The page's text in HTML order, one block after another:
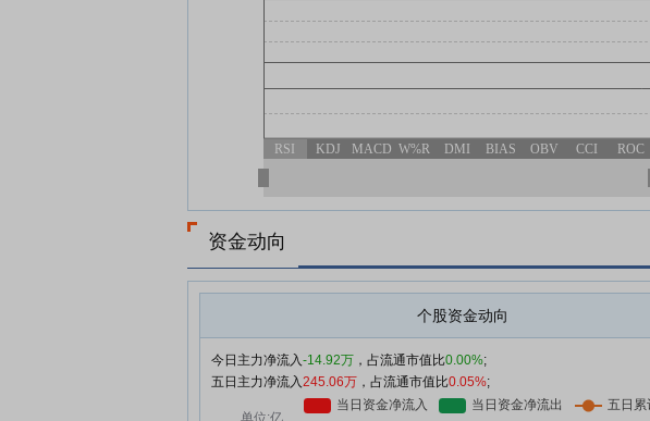
RSI KDJ MACD W%R DMI BIAS OBV CCI ROC
资金动向
个股资金动向
今日主力净流入-14.92万 ，占流通市值比0.00%;
五日主力净流入245.06万 ，占流通市值比0.05%;